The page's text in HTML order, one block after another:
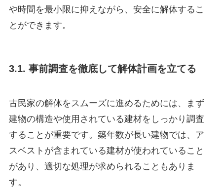
や時間を最小限に抑えながら、安全に解体するこ
とができます。
3.1. 事前調査を徹底して解体計画を立てる
古民家の解体をスムーズに進めるためには、まず
建物の構造や使用されている建材をしっかり調査
することが重要です。築年数が長い建物では、ア
スベストが含まれている建材が使われていること
があり、適切な処理が求められることもありま
す。